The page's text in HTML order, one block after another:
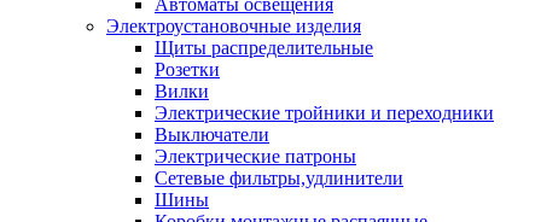
Электроустановочные изделия
Щиты распределительные
Розетки
Вилки
Электрические тройники и переходники
Выключатели
Электрические патроны
Сетевые фильтры,удлинители
Шины